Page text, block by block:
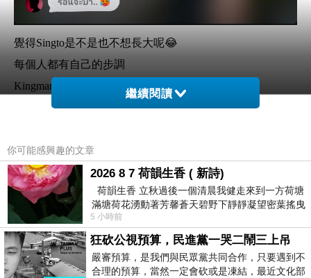
覺得Singto是不是也不想長大呢😂
每個人都有自己的步調
Kingman2歲爸爸13歲🤣
和孩子一起慢慢長大吧❤️
上一篇：Happy birthday to Kingman
下一篇：5年後
繼續閱讀
你可能感興趣的文章
2026 8 7 荷韻生香 ( 新詩)
荷韻生香 立秋過後一個清晨我健走來到一方荷塘
滿塘荷花湧動著芳馨蒼天碧野下靜靜凝望密葉搖曳
幽泉中復有蛙鳴嘓嘓水波裡搖曳
5 小時前
狂砍公視預算，民進黨一哭二鬧三上吊
嚴審預算，是我們與民眾黨共同合作，只要遇到不
合理的預算，當然一定會砍或是凍結，最近文化部